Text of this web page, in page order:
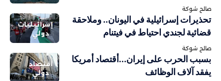
صالح شوكة
إسرائيليات
دولي
تحذيرات إسرائيلية في اليونان.. وملاحقة
قضائية لجندي احتياط في فيتنام
صالح شوكة
اقتصاد
دولي
بسبب الحرب على إيران…أقتصاد أمريكا
يفقد آلاف الوظائف